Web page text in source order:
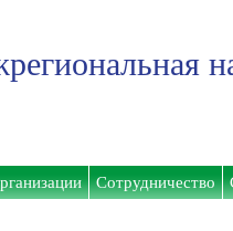
Сотрудничество